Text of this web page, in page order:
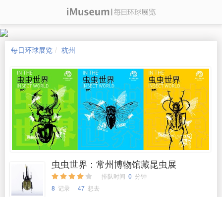
每日环球展览 杭州
虫虫世界：常州博物馆藏昆虫展
排队时间 0 分钟
8 记录 47 想去